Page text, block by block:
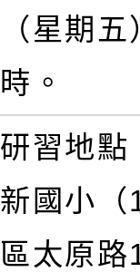
（星期
時。
研習地點
新國小
區太原